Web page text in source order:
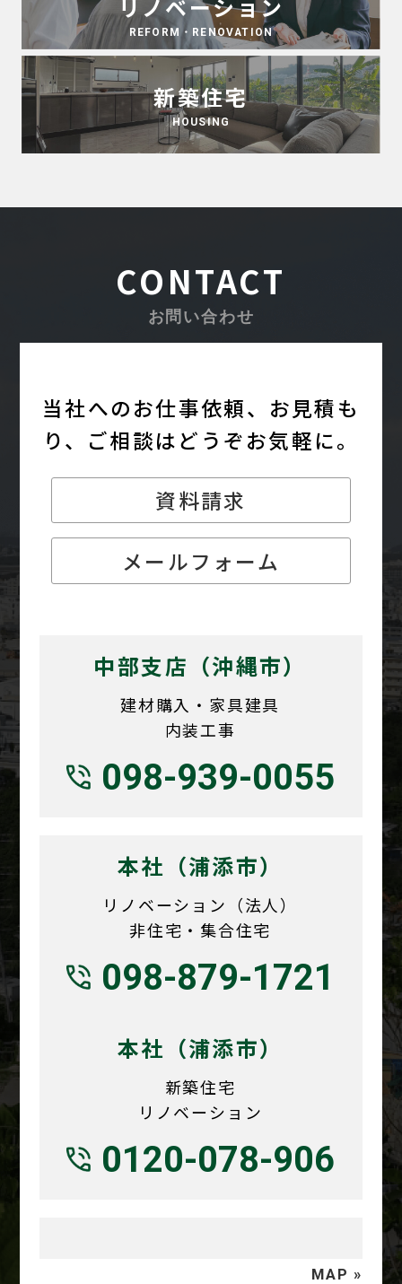
リノベーション
REFORM・RENOVATION
新築住宅
HOUSING
CONTACT
お問い合わせ
当社へのお仕事依頼、お見積も
り、 ご相談はどうぞお気軽に。
資料請求
メールフォーム
中部支店（沖縄市）
建材購入・家具建具
内装工事
098-939-0055
本社（浦添市）
リノベーション（法人）
非住宅・集合住宅
098-879-1721
本社（浦添市）
新築住宅
リノベーション
0120-078-906
MAP »